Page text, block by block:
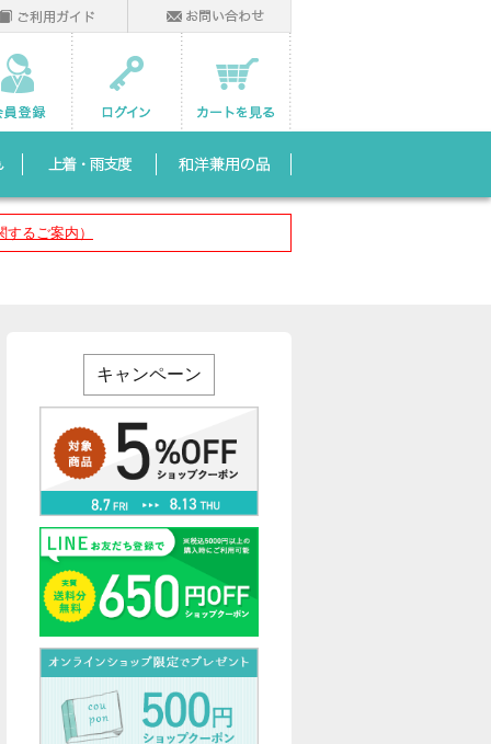
るご案内）
キャンペーン